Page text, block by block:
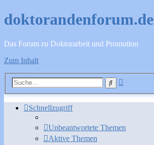
doktorandenforum.de
Das Forum zu Doktorarbeit und Promotion
Zum Inhalt
Suche
Schnellzugriff
Unbeantwortete Themen
Aktive Themen